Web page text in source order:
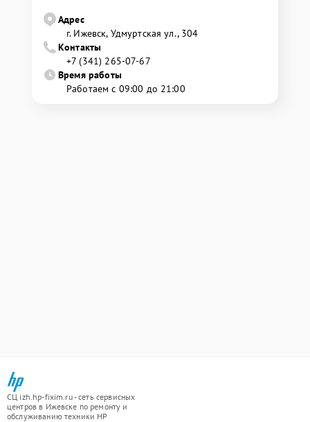
Адрес
г. Ижевск, Удмуртская ул., 304
Контакты
+7 (341) 265-07-67
Время работы
Работаем с 09:00 до 21:00
СЦ izh.hp-fixim.ru - сеть сервисных
центров в Ижевске по ремонту и
обслуживанию техники HP